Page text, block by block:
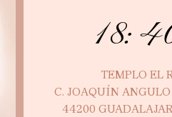
TEMPLO EL
C. JOAQUÍN ANGULO
44200